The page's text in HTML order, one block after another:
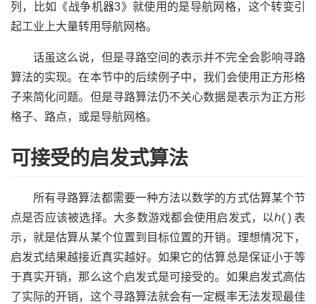
列，比如《战争机器3》就使用的是导航网格，这个转变引
起工业上大量转用导航网格。
话虽这么说，但是寻路空间的表示并不完全会影响寻路
算法的实现。在本节中的后续例子中，我们会使用正方形格
子来简化问题。但是寻路算法仍不关心数据是表示为正方形
格子、路点，或是导航网格。
可接受的启发式算法
所有寻路算法都需要一种方法以数学的方式估算某个节
点是否应该被选择。大多数游戏都会使用启发式，以ℎ( ) 表
示，就是估算从某个位置到目标位置的开销。理想情况下，
启发式结果越接近真实越好。如果它的估算总是保证小于等
于真实开销，那么这个启发式是可接受的。如果启发式高估
了实际的开销，这个寻路算法就会有一定概率无法发现最佳